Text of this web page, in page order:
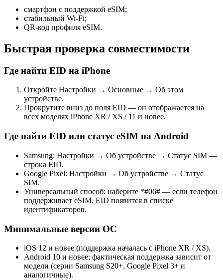
смартфон с поддержкой eSIM;
стабильный Wi-Fi;
QR-код профиля eSIM.
Быстрая проверка совместимости
Где найти EID на iPhone
Откройте Настройки → Основные → Об этом
устройстве.
Прокрутите вниз до поля EID — он отображается на
всех моделях iPhone XR / XS / 11 и новее.
Где найти EID или статус eSIM на Android
Samsung: Настройки → Об устройстве → Статус SIM —
строка EID.
Google Pixel: Настройки → Об устройстве → Статус
SIM.
Универсальный способ: наберите *#06# — если телефон
поддерживает eSIM, EID появится в списке
идентификаторов.
Минимальные версии ОС
iOS 12 и новее (поддержка началась с iPhone XR / XS).
Android 10 и новее; фактическая поддержка зависит от
модели (серии Samsung S20+, Google Pixel 3+ и
аналогичные).